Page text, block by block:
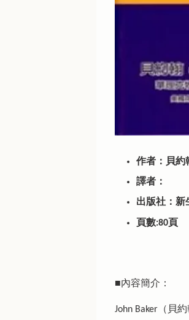
作者：貝約
譯者：
出版社：新
頁數:80頁
■內容簡介：
John Baker（貝